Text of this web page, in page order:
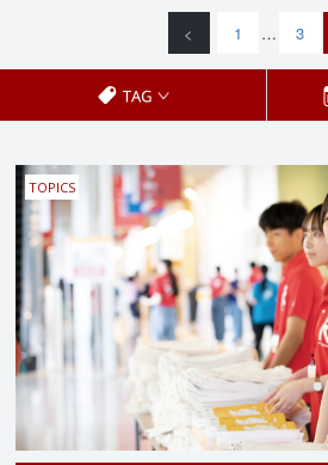
< 1 … 3
TOPICS